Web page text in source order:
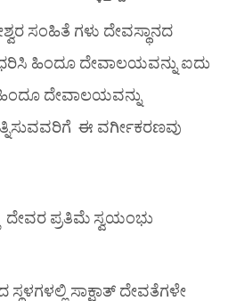
ಸಂಹಿತೆ ಗಳು ದೇವಸ್ಥಾನದ
ಹಿಂದೂ ದೇವಾಲಯವನ್ನು ಐದು
ದೇವಾಲಯವನ್ನು
ಈ ವರ್ಗೀಕರಣವು
ದೇವರ ಪ್ರತಿಮೆ ಸ್ವಯಂಭು
ಸಾಕ್ಷಾತ್ ದೇವತೆಗಳೇ